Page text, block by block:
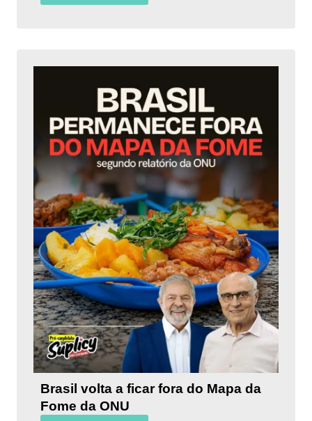
Brasil volta a ficar fora do Mapa da
Fome da ONU